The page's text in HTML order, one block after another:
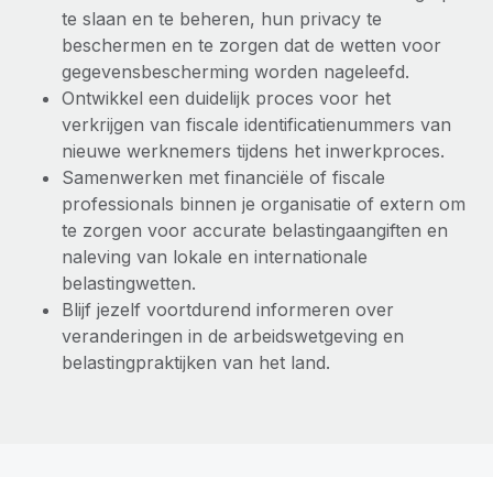
te slaan en te beheren, hun privacy te
beschermen en te zorgen dat de wetten voor
gegevensbescherming worden nageleefd.
Ontwikkel een duidelijk proces voor het
verkrijgen van fiscale identificatienummers van
nieuwe werknemers tijdens het inwerkproces.
Samenwerken met financiële of fiscale
professionals binnen je organisatie of extern om
te zorgen voor accurate belastingaangiften en
naleving van lokale en internationale
belastingwetten.
Blijf jezelf voortdurend informeren over
veranderingen in de arbeidswetgeving en
belastingpraktijken van het land.